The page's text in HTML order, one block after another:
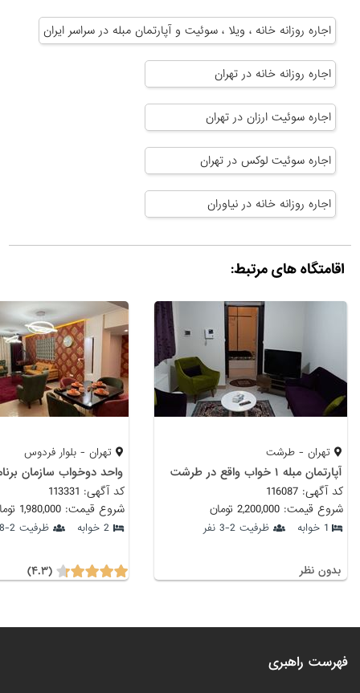
اجاره روزانه خانه ، ویلا ، سوئیت و آپارتمان مبله در سراسر ایران
اجاره روزانه خانه در تهران
اجاره سوئیت ارزان در تهران
اجاره سوئیت لوکس در تهران
اجاره روزانه خانه در نیاوران
اقامتگاه های مرتبط:
تهران - طرشت
آپارتمان مبله ۱ خواب واقع در طرشت
کد آگهی: 116087
شروع قیمت: 2,200,000 تومان
1 خوابه ظرفیت 2-3 نفر
بدون نظر
تهران - بلوار فردوس
واحد دوخواب سازمان
کد آگهی: 113331
شروع قیمت: 1,980,000 تومان
2 خوابه ظرفیت 2-8 نفر
(۴.۳)
فهرست راهبری